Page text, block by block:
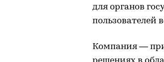
для органов
пользователей
Компания —